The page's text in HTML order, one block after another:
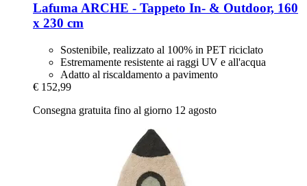
LafumaARCHE -​ Tappeto In-​ & Outdoor, 160
x 230 cm
Sostenibile, realizzato al 100% in PET riciclato
Estremamente resistente ai raggi UV e all'acqua
Adatto al riscaldamento a pavimento
€ 152,99
Consegna gratuita fino al giorno 12 agosto